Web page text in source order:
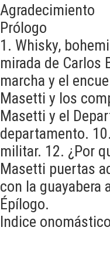
Agradecimiento
Prólogo
1. Whisky,
mirada de Carlos
marcha y el
Masetti y los
Masetti y el
departamento.
militar. 12. ¿Por
Masetti puertas
con la guayabera
Épílogo.
Indice